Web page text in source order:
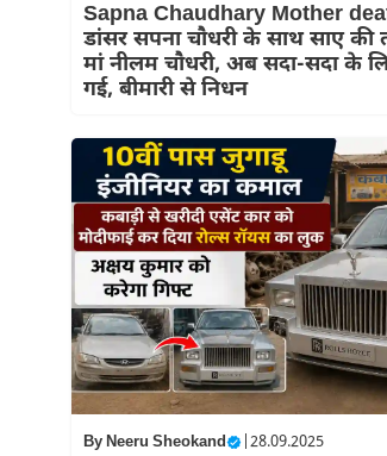
Sapna Chaudhary Mother
डांसर सपना चौधरी के साथ साए की
मां नीलम चौधरी, अब सदा-सदा के
गई, बीमारी से निधन
ByNeeru Sheokand | 28.09.2025